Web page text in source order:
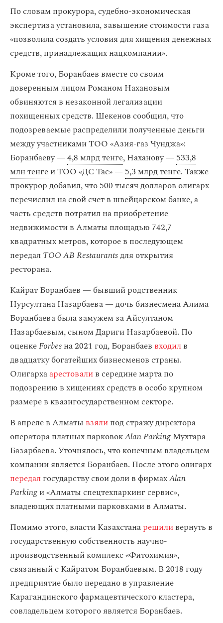
По словам прокурора, судебно-экономическая
экспертиза установила, завышение стоимости газа
«позволила создать условия для хищения денежных
средств, принадлежащих нацкомпании».
Кроме того, Боранбаев вместе со своим
доверенным лицом Романом Нахановым
обвиняются в незаконной легализации
похищенных средств. Шекенов сообщил, что
подозреваемые распределили полученные деньги
между участниками ТОО «Азия-газ Чунджа»:
Боранбаеву —4,8 млрд тенге, Наханову —533,8
млн тенгеи ТОО «ДС Тас» —5,3 млрд тенге. Также
прокурор добавил, что 500 тысяч долларов олигарх
перечислил на свой счет в швейцарском банке, а
часть средств потратил на приобретение
недвижимости в Алматы площадью 742,7
квадратных метров, которое в последующем
передал ТОО AB Restaurantsдля открытия
ресторана.
Кайрат Боранбаев — бывший родственник
Нурсултана Назарбаева — дочь бизнесмена Алима
Боранбаева была замужем за Айсултаном
Назарбаевым, сыном Дариги Назарбаевой. По
оценкеForbesна 2021 год, Боранбаев входил в
двадцатку богатейших бизнесменов страны.
Олигархаарестовалив середине марта по
подозрению в хищениях средств в особо крупном
размере в квазигосударственном секторе.
В апреле в Алматы взялипод стражу директора
оператора платных парковокAlan ParkingМухтара
Базарбаева. Уточнялось, что конечным владельцем
компании является Боранбаев. После этого олигарх
передал государству свои доли в фирмахAlan
Parkingи«Алматы спецтехпаркинг сервис»,
владеющих платными парковками в Алматы.
Помимо этого, власти Казахстанарешиливернуть в
государственную собственность научно-
производственный комплекс «Фитохимия»,
связанный с Кайратом Боранбаевым. В 2018 году
предприятие было передано в управление
Карагандинского фармацевтического кластера,
совладельцем которого является Боранбаев.